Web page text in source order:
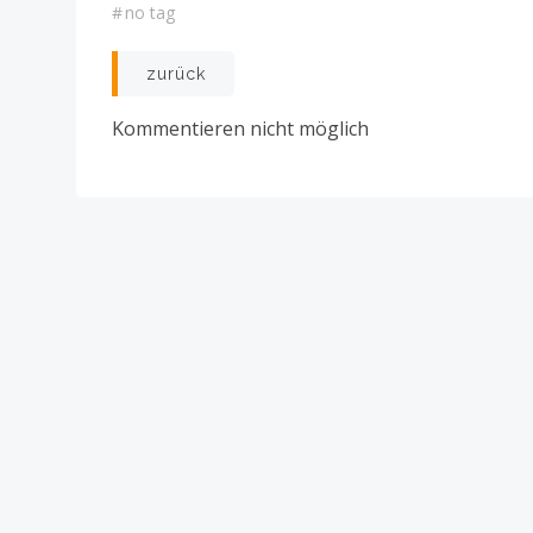
#no tag
Post
navigation
zurück
Kommentieren nicht möglich